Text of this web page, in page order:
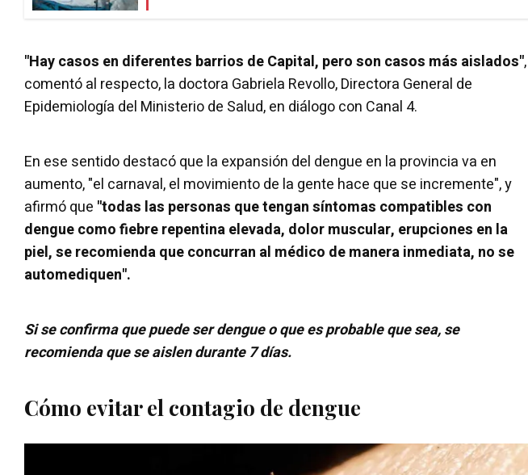
"Hay casos en diferentes barrios de Capital, pero son casos más aislados",
comentó al respecto, la doctora Gabriela Revollo, Directora General de
Epidemiología del Ministerio de Salud, en diálogo con Canal 4.
En ese sentido destacó que la expansión del dengue en la provincia va en
aumento, "el carnaval, el movimiento de la gente hace que se incremente", y
afirmó que "todas las personas que tengan síntomas compatibles con
dengue como fiebre repentina elevada, dolor muscular, erupciones en la
piel, se recomienda que concurran al médico de manera inmediata, no se
automediquen".
Si se confirma que puede ser dengue o que es probable que sea, se
recomienda que se aislen durante 7 días.
Cómo evitar el contagio de dengue